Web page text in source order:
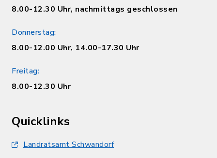
8.00-12.30 Uhr, nachmittags geschlossen
Donnerstag:
8.00-12.00 Uhr, 14.00-17.30 Uhr
Freitag:
8.00-12.30 Uhr
Quicklinks
Landratsamt Schwandorf